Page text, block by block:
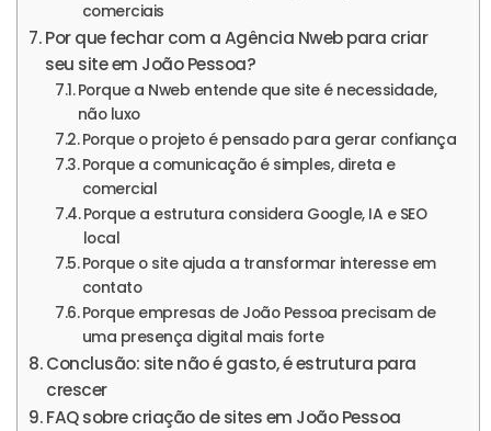
comerciais
Por que fechar com a Agência Nweb para criar
seu site em João Pessoa?
Porque a Nweb entende que site é necessidade,
não luxo
Porque o projeto é pensado para gerar confiança
Porque a comunicação é simples, direta e
comercial
Porque a estrutura considera Google, IA e SEO
local
Porque o site ajuda a transformar interesse em
contato
Porque empresas de João Pessoa precisam de
uma presença digital mais forte
Conclusão: site não é gasto, é estrutura para
crescer
FAQ sobre criação de sites em João Pessoa